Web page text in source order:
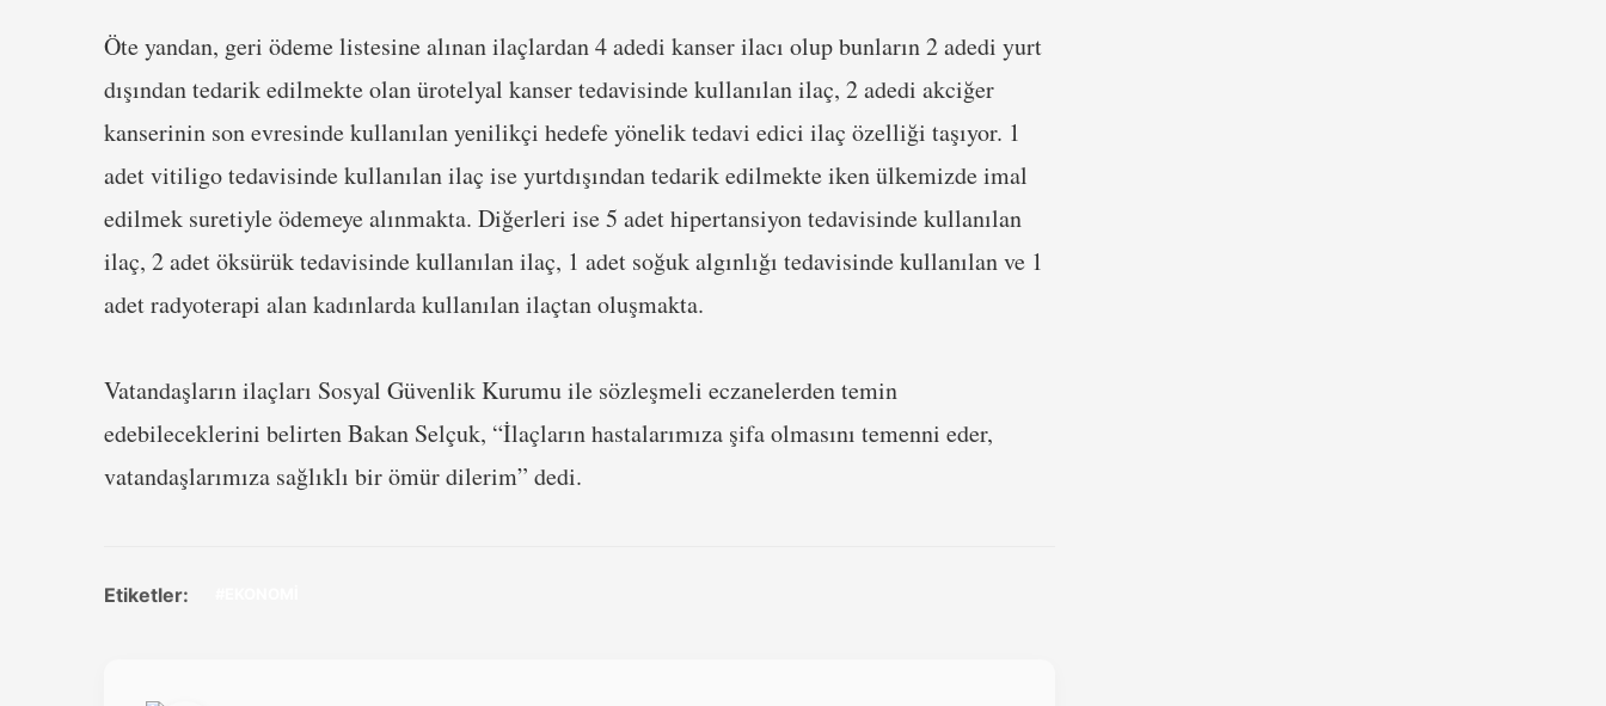
Öte yandan, geri ödeme listesine alınan ilaçlardan 4 adedi kanser ilacı olup bunların 2 adedi yurt
dışından tedarik edilmekte olan ürotelyal kanser tedavisinde kullanılan ilaç, 2 adedi akciğer
kanserinin son evresinde kullanılan yenilikçi hedefe yönelik tedavi edici ilaç özelliği taşıyor. 1
adet vitiligo tedavisinde kullanılan ilaç ise yurtdışından tedarik edilmekte iken ülkemizde imal
edilmek suretiyle ödemeye alınmakta. Diğerleri ise 5 adet hipertansiyon tedavisinde kullanılan
ilaç, 2 adet öksürük tedavisinde kullanılan ilaç, 1 adet soğuk algınlığı tedavisinde kullanılan ve 1
adet radyoterapi alan kadınlarda kullanılan ilaçtan oluşmakta.
Vatandaşların ilaçları Sosyal Güvenlik Kurumu ile sözleşmeli eczanelerden temin
edebileceklerini belirten Bakan Selçuk, “İlaçların hastalarımıza şifa olmasını temenni eder,
vatandaşlarımıza sağlıklı bir ömür dilerim” dedi.
Etiketler: